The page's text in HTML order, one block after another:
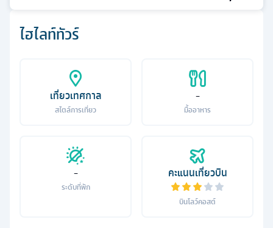
ไฮไลท์ทัวร์
เที่ยวเทศกาล
สไตล์การเที่ยว
-
มื้ออาหาร
-
ระดับที่พัก
คะแนนเที่ยวบิน
บินโลว์คอสต์